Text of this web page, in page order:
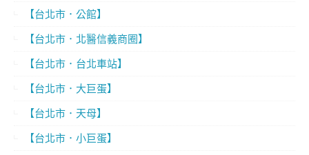
【台北市．公館】
【台北市．北醫信義商圈】
【台北市．台北車站】
【台北市．大巨蛋】
【台北市．天母】
【台北市．小巨蛋】